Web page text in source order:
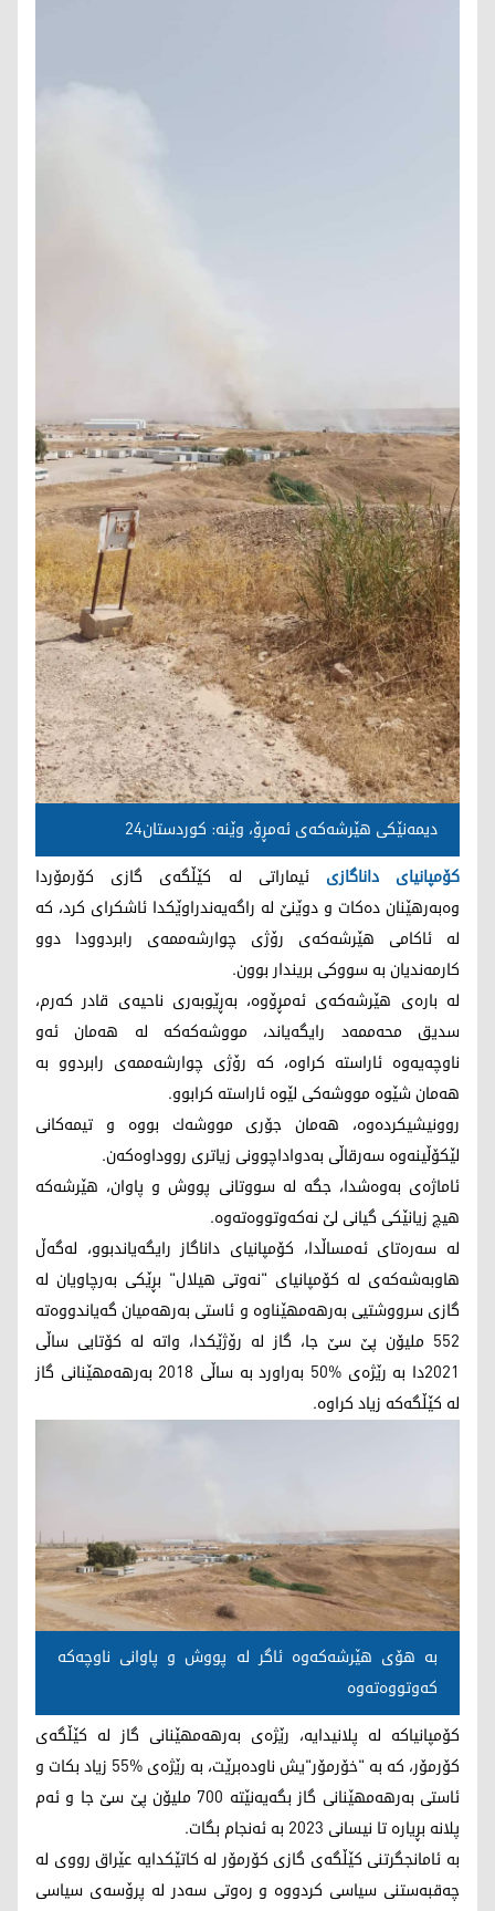
دیمه‌نێكی هێرشه‌كه‌ی ئه‌مڕۆ، وێنه‌: كوردستان24
كۆمپانیای داناگازی ئیماراتی له‌ كێڵگه‌ی گازی كۆرمۆردا
وه‌به‌رهێنان ده‌كات و دوێنێ له‌ راگه‌یه‌ندراوێكدا ئاشكرای كرد، كه‌
له‌ ئاكامی هێرشه‌كه‌ی رۆژی چوارشه‌ممه‌ی رابردوودا دوو
كارمه‌ندیان به‌ سووكی بریندار بوون.
له‌ باره‌ی هێرشه‌كه‌ی ئه‌مڕۆوه‌، به‌ڕێوبه‌ری ناحیه‌ی قادر كه‌رم،
سدیق محه‌ممه‌د رایگه‌یاند، مووشه‌كه‌كه‌ له‌ هه‌مان ئه‌و
ناوچه‌یه‌وه‌ ئاراسته‌ كراوه، كه‌ رۆژی چوارشه‌ممه‌ی رابردوو به‌
هه‌مان شێوه‌ مووشه‌كی لێوه‌ ئاراسته‌ كرابوو.
روونیشیكرده‌وه‌، هه‌مان جۆری مووشه‌ك بووه‌ و تیمه‌كانی
لێكۆڵینه‌وه‌ سه‌رقاڵی به‌دواداچوونی زیاتری رووداوه‌كه‌ن.
ئاماژه‌ی به‌وه‌شدا، جگه‌ له‌ سووتانی پووش و پاوان، هێرشه‌كه‌
هیچ زیانێكی گیانی لێ نه‌كه‌وتووه‌ته‌وه‌.
له‌ سه‌ره‌تای ئه‌مساڵدا، كۆمپانیای داناگاز‌ رایگه‌یاندبوو، له‌گه‌ڵ
هاوبه‌شه‌كه‌ی له‌ كۆمپانیای "نه‌وتی هیلال" بڕێكی به‌رچاویان له‌
گازی سرووشتیی به‌رهه‌مهێناوه‌ و ئاستی به‌رهه‌میان گه‌یاندووه‌ته‌
552 ملیۆن پێ سێ جا، گاز له‌ رۆژێكدا، واته‌ له كۆتایی ساڵی
2021دا به‌ رێژه‌ی %50 به‌راورد به‌ ساڵی 2018 به‌رهه‌مهێنانی گاز
له‌ كێڵگه‌كه‌ زیاد كراوه‌.
به‌ هۆی هێرشه‌كه‌وه‌ ئاگر له‌ پووش و پاوانی ناوچه‌كه‌
كه‌وتووه‌ته‌وه‌
كۆمپانیاكه‌ له‌ پلانیدایه‌، رێژه‌ی به‌رهه‌مهێنانی گاز له‌ كێڵگه‌ی
كۆرمۆر، كه‌ به‌ "خۆرمۆر"یش ناوده‌برێت، به‌ رێژه‌ی %55 زیاد بكات و
ئاستی به‌رهه‌مهێنانی گاز بگه‌یه‌نێته‌ 700 ملیۆن پێ سێ جا و ئه‌م
پلانه‌ بڕیاره‌ تا نیسانی 2023 به‌ ئه‌نجام بگات.
به‌ ئامانجگرتنی كێڵگه‌ی گازی كۆرمۆر له‌ كاتێكدایه‌ عێراق رووی له‌
چه‌قبه‌ستنی سیاسی كردووه‌ و ره‌وتی سه‌در له‌ پرۆسه‌ی سیاسی